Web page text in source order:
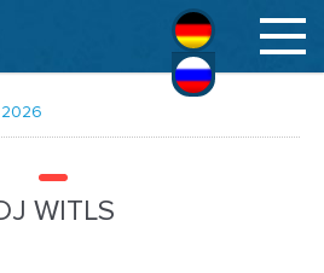
Deutsch
Русский
WITLS